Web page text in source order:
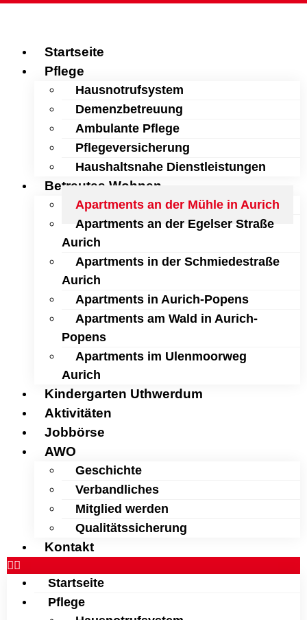
Startseite
Pflege
Hausnotrufsystem
Demenzbetreuung
Ambulante Pflege
Pflegeversicherung
Haushaltsnahe Dienstleistungen
Betreutes Wohnen
Apartments an der Mühle in Aurich
Apartments an der Egelser Straße
Aurich
Apartments in der Schmiedestraße
Aurich
Apartments in Aurich-Popens
Apartments am Wald in Aurich-
Popens
Apartments im Ulenmoorweg
Aurich
Kindergarten Uthwerdum
Aktivitäten
Jobbörse
AWO
Geschichte
Verbandliches
Mitglied werden
Qualitätssicherung
Kontakt
Startseite
Pflege